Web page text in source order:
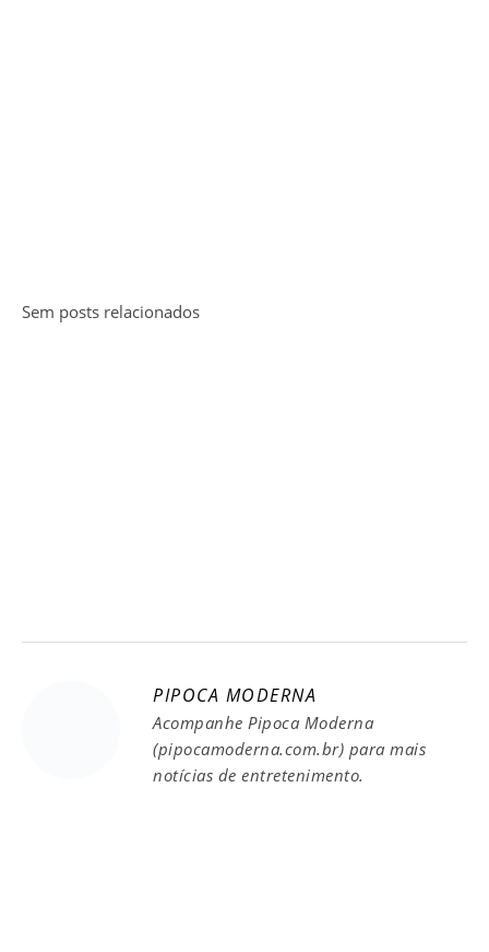
Sem posts relacionados
PIPOCA MODERNA
Acompanhe Pipoca Moderna
(pipocamoderna.com.br) para mais
notícias de entretenimento.